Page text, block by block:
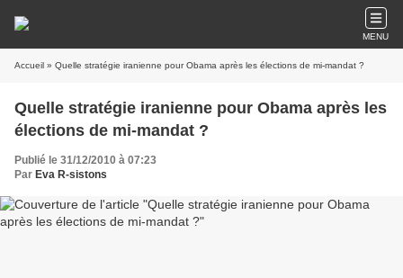
MENU
Accueil » Quelle stratégie iranienne pour Obama après les élections de mi-mandat ?
Quelle stratégie iranienne pour Obama après les
élections de mi-mandat ?
Publié le 31/12/2010 à 07:23
Par Eva R-sistons